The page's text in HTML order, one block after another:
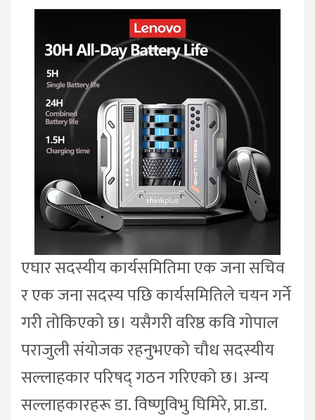
एघार सदस्यीय कार्यसमितिमा एक जना सचिव
र एक जना सदस्य पछि कार्यसमितिले चयन गर्ने
गरी तोकिएको छ। यसैगरी वरिष्ठ कवि गोपाल
पराजुली संयोजक रहनुभएको चौध सदस्यीय
सल्लाहकार परिषद् गठन गरिएको छ। अन्य
सल्लाहकारहरू डा. विष्णुविभु घिमिरे, प्रा.डा.